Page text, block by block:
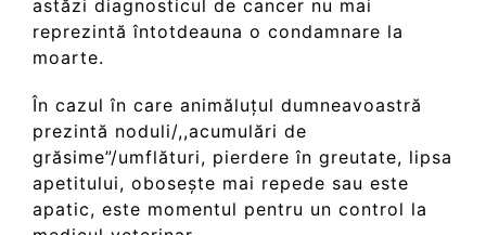
astăzi diagnosticul de cancer nu mai
reprezintă întotdeauna o condamnare la
moarte.
În cazul în care animăluțul dumneavoastră
prezintă noduli/,,acumulări de
grăsime”/umflături, pierdere în greutate, lipsa
apetitului, obosește mai repede sau este
apatic, este momentul pentru un control la